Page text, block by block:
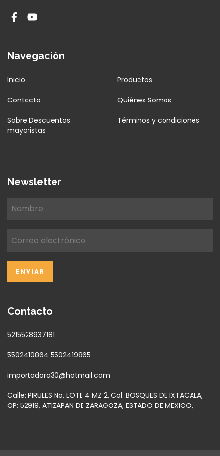
Navegación
Inicio Productos
Contacto Quiénes Somos
Sobre Descuentos
mayoristas
Términos y condiciones
Newsletter
Contacto
5215528937181
5592419864 5592419865
importadora30@hotmail.com
Calle: PIRULES No. LOTE 4 MZ 2, Col. BOSQUES DE IXTACALA,
CP: 52919, ATIZAPAN DE ZARAGOZA, ESTADO DE MEXICO,